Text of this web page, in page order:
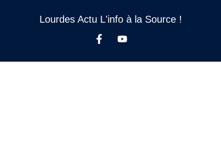
Lourdes Actu L'info à la Source !